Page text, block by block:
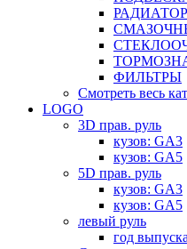
ФИЛЬТРЫ
Смотреть весь
LOGO
3D прав. руль
кузов: GA3
кузов: GA5
5D прав. руль
кузов: GA3
кузов: GA5
левый руль
год